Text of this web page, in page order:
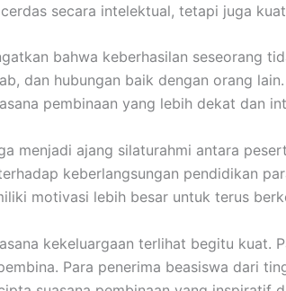
secara intelektual, tetapi juga
bahwa keberhasilan seseorang
dan hubungan baik dengan orang
pembinaan yang lebih dekat dan
menjadi ajang silaturahmi antara
keberlangsungan pendidikan
motivasi lebih besar untuk terus
kekeluargaan terlihat begitu
Para penerima beasiswa dari